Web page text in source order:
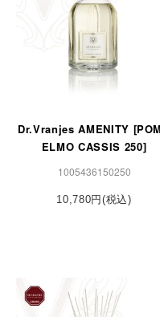
Dr.Vranjes AMENITY
ELMO CASSIS 250]
1005436150250
10,780円(税込)